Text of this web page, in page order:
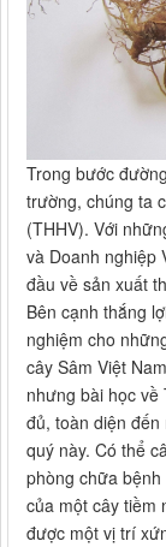
Trong bước
trường, chúng ta
(THHV). Với
và Doanh nghiệp
đầu về sản xuất
Bên cạnh thắng
nghiệm cho
cây Sâm Việt
nhưng bài học về
đủ, toàn diện
quý này. Có thể
phòng chữa
của một cây tiềm
được một vị trí